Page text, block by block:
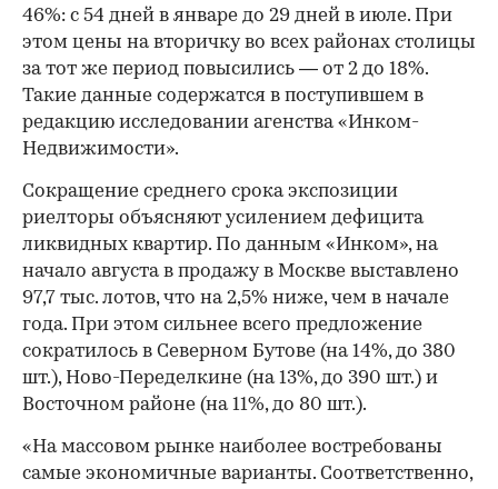
46%: с 54 дней в январе до 29 дней в июле. При
этом цены на вторичку во всех районах столицы
за тот же период повысились — от 2 до 18%.
Такие данные содержатся в поступившем в
редакцию исследовании агенства «Инком-
Недвижимости».
Сокращение среднего срока экспозиции
риелторы объясняют усилением дефицита
ликвидных квартир. По данным «Инком», на
начало августа в продажу в Москве выставлено
97,7 тыс. лотов, что на 2,5% ниже, чем в начале
года. При этом сильнее всего предложение
сократилось в Северном Бутове (на 14%, до 380
шт.), Ново-Переделкине (на 13%, до 390 шт.) и
Восточном районе (на 11%, до 80 шт.).
«На массовом рынке наиболее востребованы
самые экономичные варианты. Соответственно,